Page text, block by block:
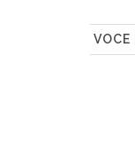
VOCE